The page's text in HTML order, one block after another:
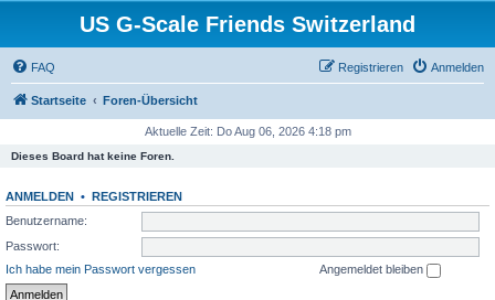
US G-Scale Friends Switzerland
FAQ Anmelden
Registrieren
Startseite Foren-Übersicht
Aktuelle Zeit: Do Aug 06, 2026 4:18 pm
Dieses Board hat keine Foren.
ANMELDEN • REGISTRIEREN
Benutzername:
Passwort:
Ich habe mein Passwort vergessen
Angemeldet bleiben